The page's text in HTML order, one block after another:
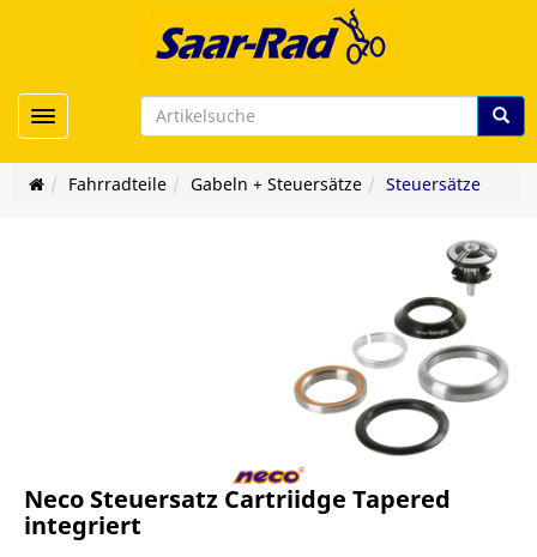
Toggle navigation
Fahrradteile Gabeln + Steuersätze Steuersätze
Neco Steuersatz Cartriidge Tapered
integriert